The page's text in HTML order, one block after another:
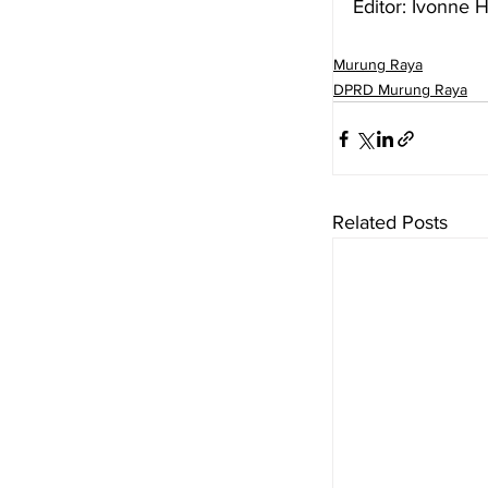
Editor: Ivonne
Murung Raya
DPRD Murung Raya
Related Posts